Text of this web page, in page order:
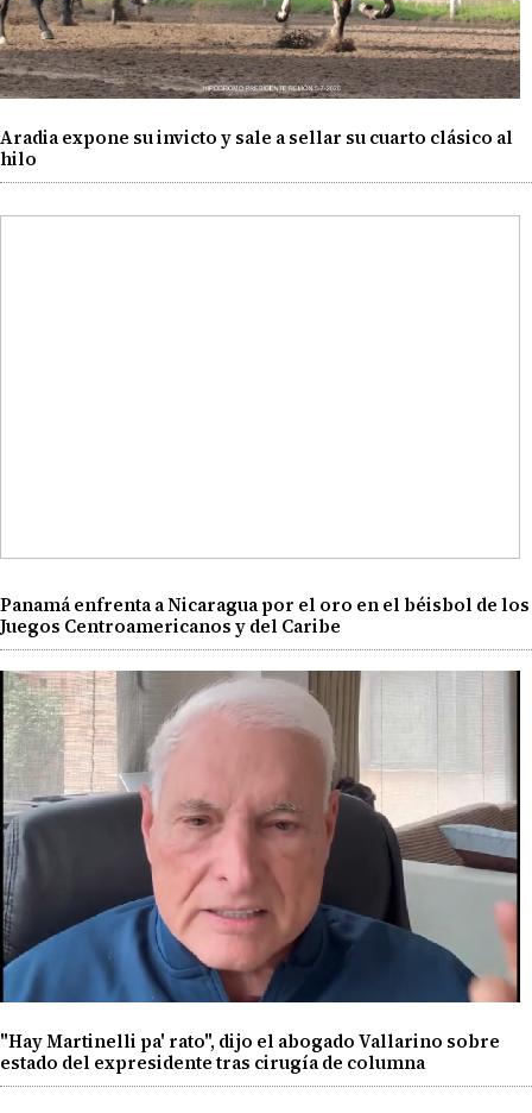
Aradia expone su invicto y sale a sellar su cuarto clásico al
hilo
Panamá enfrenta a Nicaragua por el oro en el béisbol de los
Juegos Centroamericanos y del Caribe
"Hay Martinelli pa' rato", dijo el abogado Vallarino sobre
estado del expresidente tras cirugía de columna